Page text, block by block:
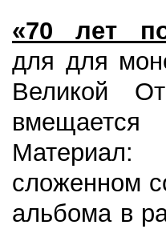
«70 лет
для для
Великой
сложенном
альбома в